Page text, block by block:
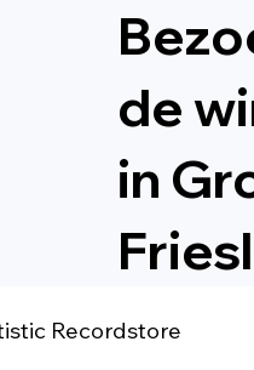
de
in
Recordstore